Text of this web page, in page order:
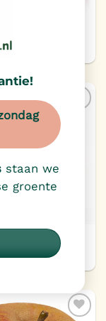
staan we
groente
appel
in de
Toevoegen
aan
verlanglijst
1 kilo
in de